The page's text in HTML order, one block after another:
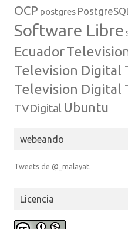
OCP postgres
Software Libre
Ecuador
Television Digital
Television Digital
TVDigital Ubuntu
webeando
Tweets de @_malayat.
Licencia